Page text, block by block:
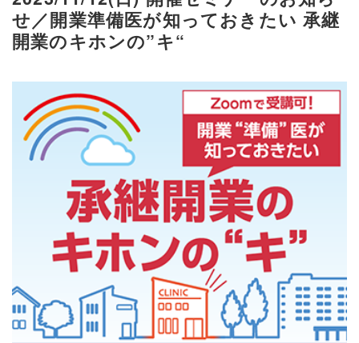
せ／開業準備医が知っておきたい 承継
開業のキホンの”キ“